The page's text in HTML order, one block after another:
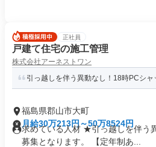
正社員
戸建て住宅の施工管理
株式会社アーネストワン
引っ越しを伴う異動なし！18時PCシャ
福島県郡山市大町
月給30万213円～50万8524円
求めている人材 ★引っ越しを伴う
募集となります。 【定年制あ...